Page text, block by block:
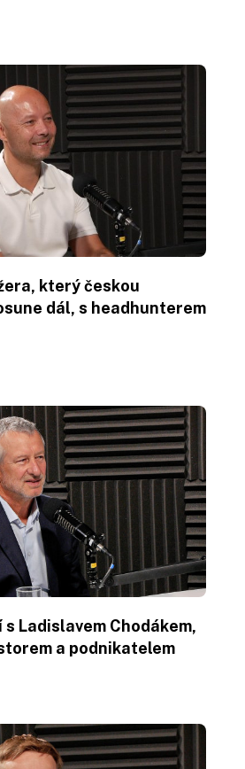
který českou
dál, s headhunterem
s Ladislavem Chodákem,
a podnikatelem